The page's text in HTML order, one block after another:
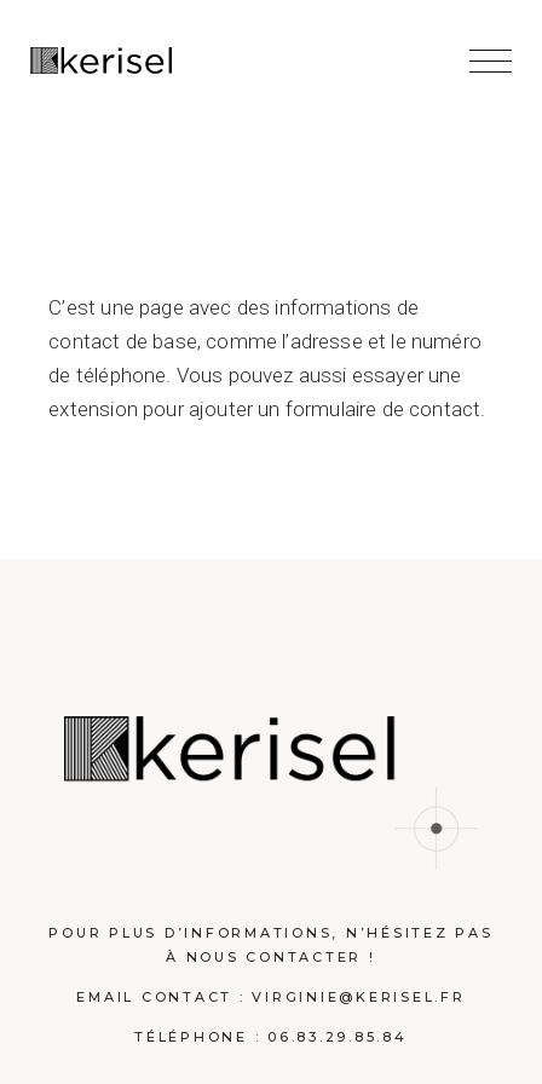
C’est une page avec des informations de
contact de base, comme l’adresse et le numéro
de téléphone. Vous pouvez aussi essayer une
extension pour ajouter un formulaire de contact.
POUR PLUS D’INFORMATIONS, N’HÉSITEZ PAS
À NOUS CONTACTER !
EMAIL CONTACT :VIRGINIE@KERISEL.FR
TÉLÉPHONE : 06.83.29.85.84